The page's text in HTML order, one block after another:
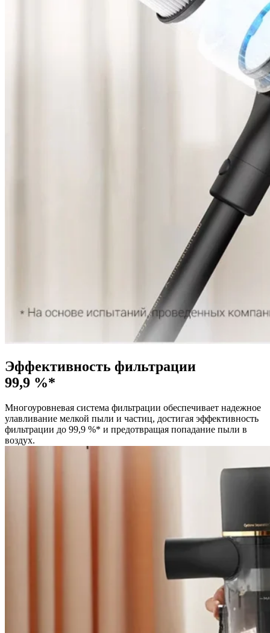
Эффективность фильтрации
99,9 %*
Многоуровневая система фильтрации обеспечивает надежное
улавливание мелкой пыли и частиц, достигая эффективность
фильтрации до 99,9 %* и предотвращая попадание пыли в
воздух.